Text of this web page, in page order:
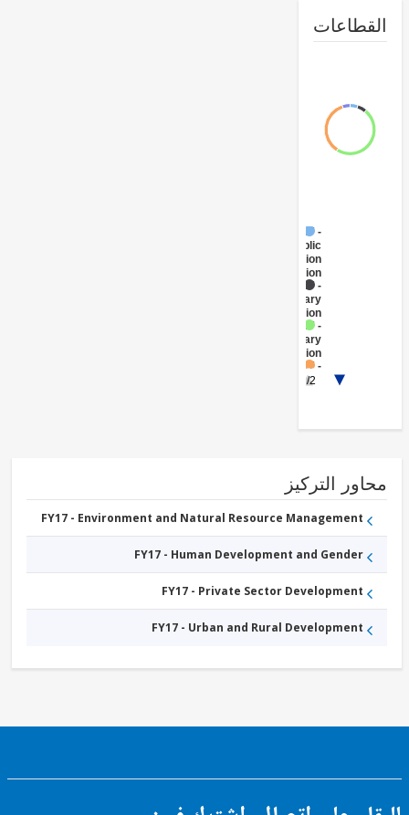
Administration
- Education
Education
Education
Workforce
Education
التركيز
FY17 - Environment and Natural Resource Management
FY17 - Human Development and Gender
FY17 - Private Sector Development
FY17 - Urban and Rural Development